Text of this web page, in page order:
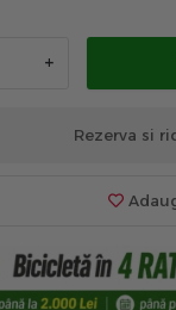
+
Rezerva si